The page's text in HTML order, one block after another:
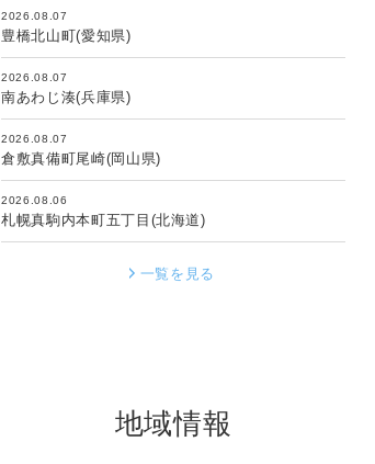
2026.08.07
豊橋北山町(愛知県)
2026.08.07
南あわじ湊(兵庫県)
2026.08.07
倉敷真備町尾崎(岡山県)
2026.08.06
札幌真駒内本町五丁目(北海道)
一覧を見る
地域情報